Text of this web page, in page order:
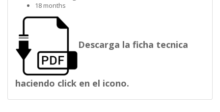
18 months
Descarga la ficha tecnica
haciendo click en el icono.